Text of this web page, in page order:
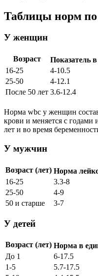
Таблицы норм по
У женщин
Возраст Показатель
16-25
4-10.5
25-50
4-12.1
После 50 лет 3.6-12.4
Норма wbc у женщин
крови и меняется с годами
лет и во время
У мужчин
Возраст (лет) Норма
16-25
3.3-8
25-50
4-9
50 и старше
3-7
У детей
Возраст (лет) Норма в
До 1
6-17.5
1-5
5.7-17.5